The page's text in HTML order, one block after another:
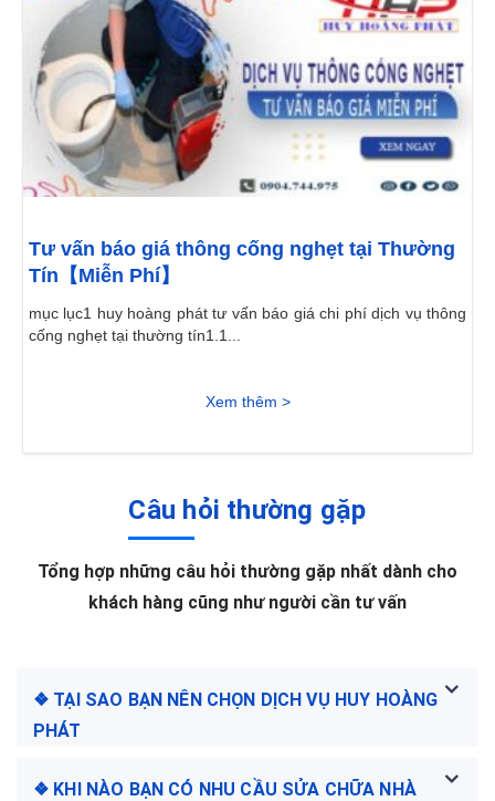
Tư vấn báo giá thông cống nghẹt tại Thường
Tín【Miễn Phí】
mục lục1 huy hoàng phát tư vấn báo giá chi phí dịch vụ thông
cống nghẹt tại thường tín1.1...
Xem thêm >
Câu hỏi thường gặp
Tổng hợp những câu hỏi thường gặp nhất dành cho
khách hàng cũng như người cần tư vấn
❖ TẠI SAO BẠN NÊN CHỌN DỊCH VỤ HUY HOÀNG
PHÁT
❖ KHI NÀO BẠN CÓ NHU CẦU SỬA CHỮA NHÀ